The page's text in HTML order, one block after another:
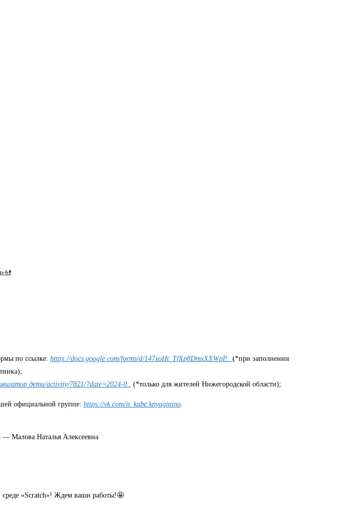
по ссылке: https://docs.google.com/forms/d/147xoHt_TfXp8DmxXXWpP.. (*при заполнении
activity/7821/?date=2024-0.. (*только для жителей Нижегородской области);
официальной группе: https://vk.com/it_kube.knyaginino.
— Малова Наталья Алексеевна
среде «Scratch»! Ждем ваши работы!🤩